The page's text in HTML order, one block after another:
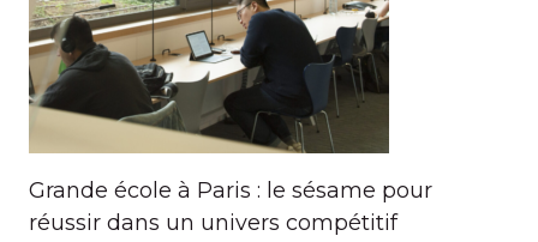
Grande école à Paris : le sésame pour
réussir dans un univers compétitif